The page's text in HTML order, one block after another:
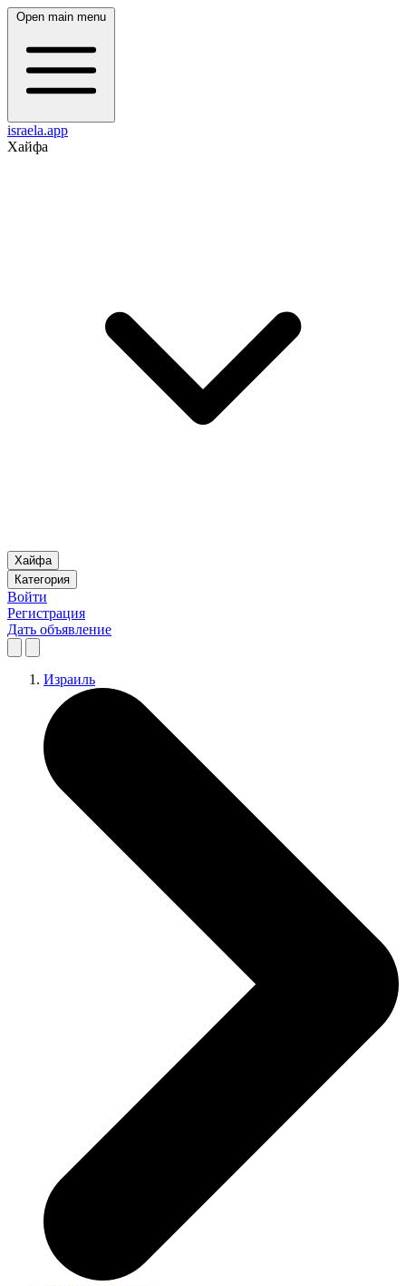
Open main menu
israela.app
Хайфа
Хайфа
Категория
Войти
Регистрация
Дать объявление
Израиль